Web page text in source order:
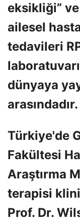
eksikliği”
ailesel
tedavileri
dünyaya
arasındadır.
Türkiye'de
Fakültesi
Araştırma
terapisi
Prof. Dr.